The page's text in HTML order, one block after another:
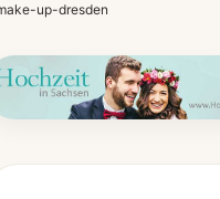
up-dresden